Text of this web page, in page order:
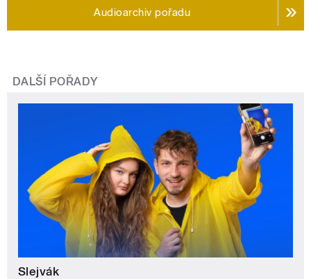
Audioarchiv pořadu
DALŠÍ POŘADY
Slejvák